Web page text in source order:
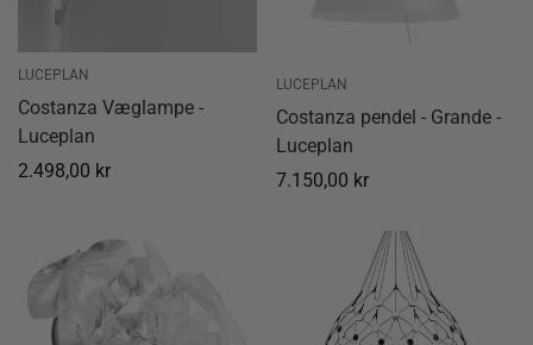
LUCEPLAN
Costanza Væglampe -
Luceplan
Normal
2.498,00 kr
LUCEPLAN
Costanza pendel - Grande -
Luceplan
Normal
7.150,00 kr